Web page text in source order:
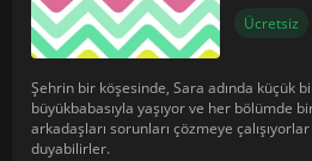
Ücretsiz
Şehrin bir köşesinde, Sara adında küçük
büyükbabasıyla yaşıyor ve her bölümde
arkadaşları sorunları çözmeye
duyabilirler.